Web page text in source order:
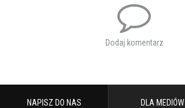
Dodaj komentarz
NAPISZ DO NAS DLA MEDIÓW